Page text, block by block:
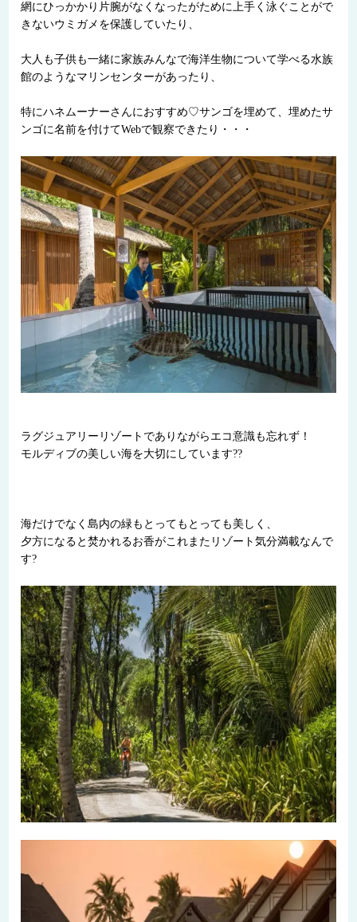
網にひっかかり片腕がなくなったがために上手く泳ぐことがで
きないウミガメを保護していたり、
大人も子供も一緒に家族みんなで海洋生物について学べる水族
館のようなマリンセンターがあったり、
特にハネムーナーさんにおすすめ♡サンゴを埋めて、埋めたサ
ンゴに名前を付けてWebで観察できたり・・・
ラグジュアリーリゾートでありながらエコ意識も忘れず！
モルディブの美しい海を大切にしています??
海だけでなく島内の緑もとってもとっても美しく、
夕方になると焚かれるお香がこれまたリゾート気分満載なんで
す?